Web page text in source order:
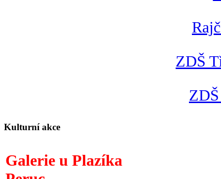
ZDŠ
Kulturní akce
Galerie u Plazíka